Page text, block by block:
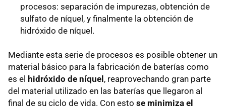
procesos: separación de impurezas, obtención de
sulfato de níquel, y finalmente la obtención de
hidróxido de níquel.
Mediante esta serie de procesos es posible obtener un
material básico para la fabricación de baterías como
es el hidróxido de níquel, reaprovechando gran parte
del material utilizado en las baterías que llegaron al
final de su ciclo de vida. Con esto se minimiza el